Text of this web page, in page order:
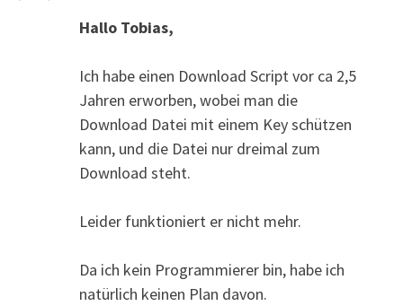
Hallo Tobias,
Ich habe einen Download Script vor ca 2,5
Jahren erworben, wobei man die
Download Datei mit einem Key schützen
kann, und die Datei nur dreimal zum
Download steht.
Leider funktioniert er nicht mehr.
Da ich kein Programmierer bin, habe ich
natürlich keinen Plan davon.